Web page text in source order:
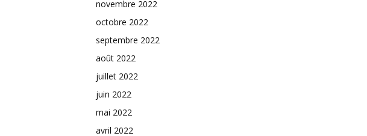
novembre 2022
octobre 2022
septembre 2022
août 2022
juillet 2022
juin 2022
mai 2022
avril 2022